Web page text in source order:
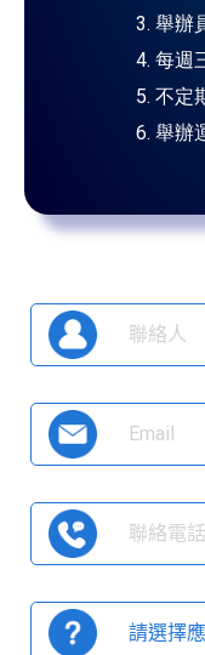
3. 舉辦
4. 每週
5. 不定
6. 舉辦